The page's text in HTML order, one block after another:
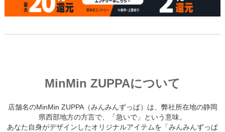
MinMin ZUPPAについて
店舗名のMinMin ZUPPA（みんみんずっぱ）は、弊社所在地の静岡
県西部地方の方言で、「急いで」という意味。
あなた自身がデザインしたオリジナルアイテムを「みんみんずっぱ